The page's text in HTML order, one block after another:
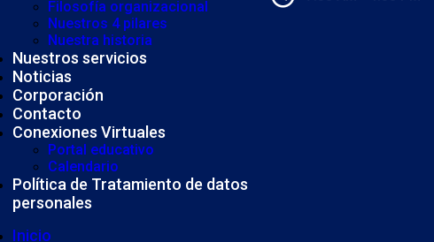
Filosofía organizacional
Nuestros 4 pilares
Nuestra historia
Nuestros servicios
Noticias
Corporación
Contacto
Conexiones Virtuales
Portal educativo
Calendario
Política de Tratamiento de datos
personales
Inicio